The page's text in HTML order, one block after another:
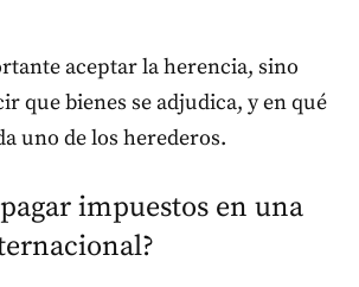
aceptar la herencia, sino
que bienes se adjudica, y en qué
uno de los herederos.
impuestos en una